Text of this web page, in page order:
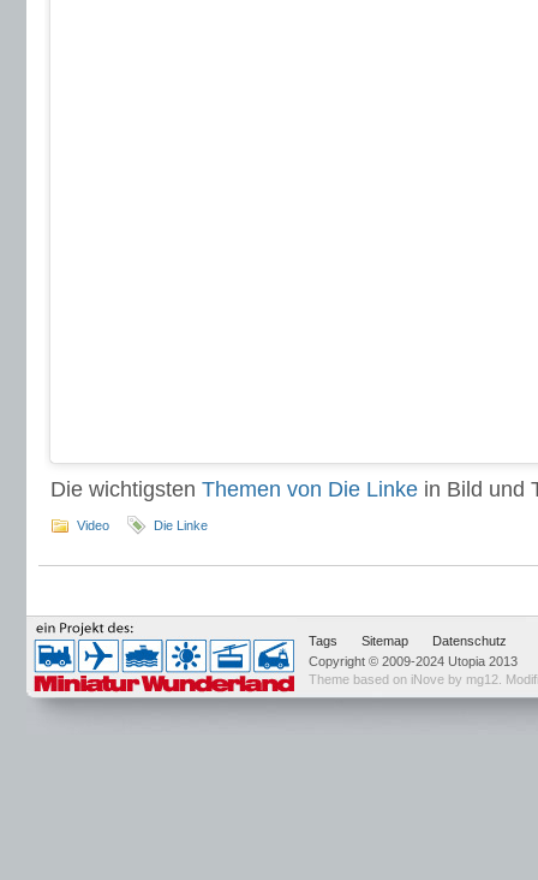
Die wichtigsten Themen von Die Linke in Bild und
Video Die Linke
Tags Sitemap
Datenschutz
Copyright © 2009-2024 Utopia 2013
Theme based on iNove by mg12 .